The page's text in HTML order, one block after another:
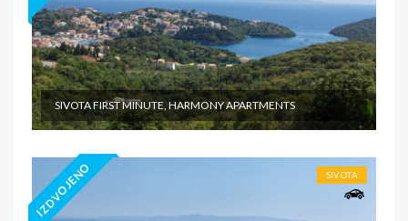
SIVOTA FIRST MINUTE, HARMONY APARTMENTS
IZDVOJENO SIVOTA